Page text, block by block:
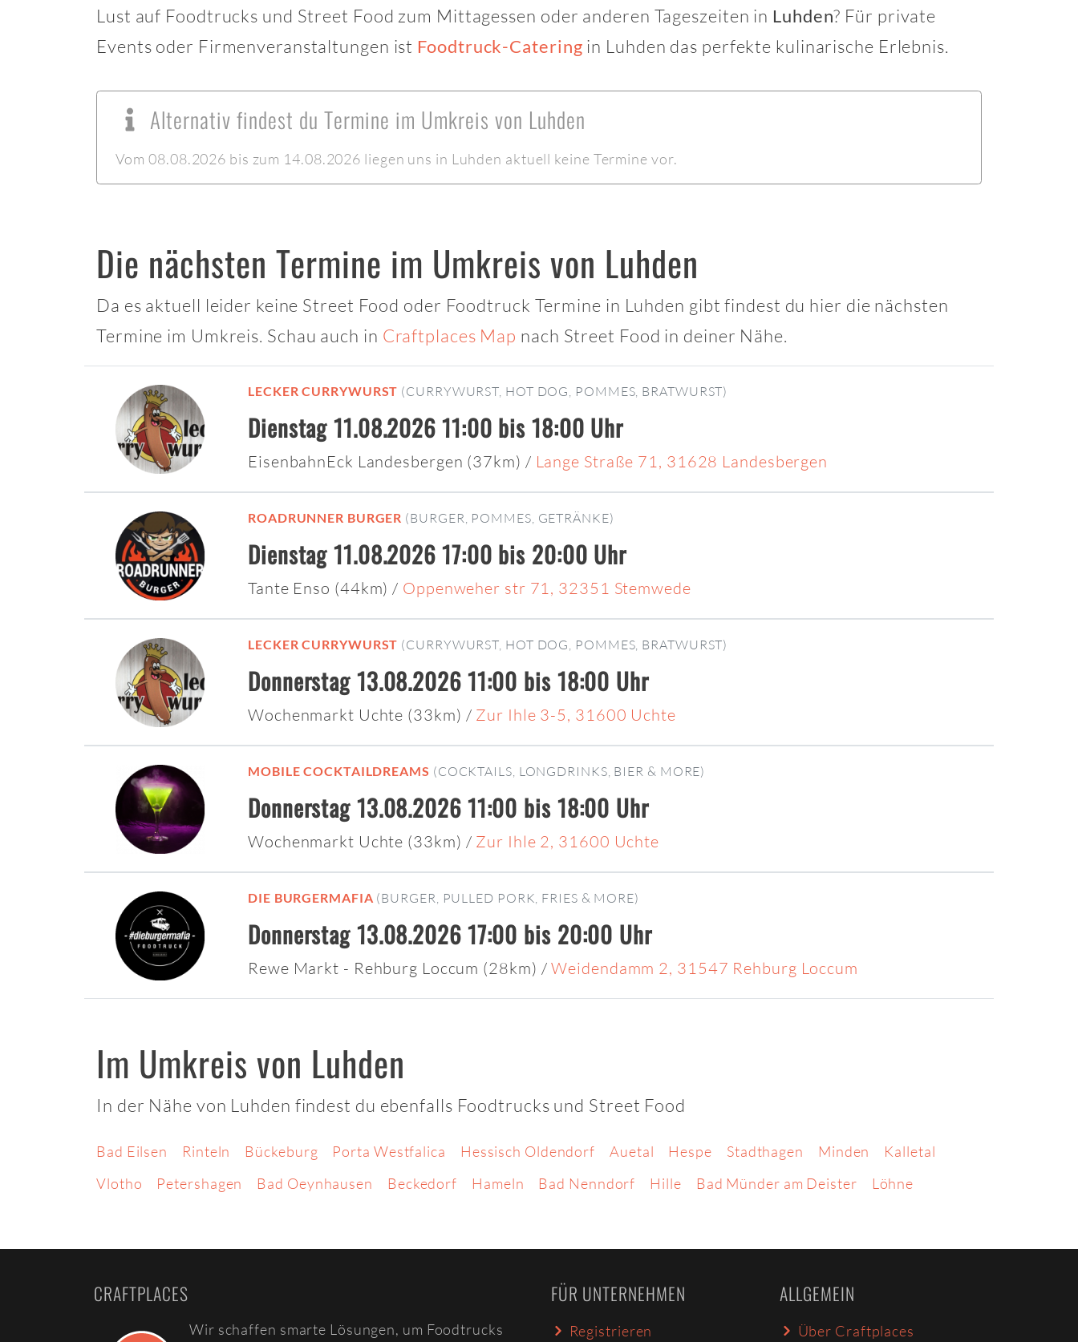
Lust auf Foodtrucks und Street Food zum Mittagessen oder anderen Tageszeiten in Luhden? Für private
Events oder Firmenveranstaltungen ist Foodtruck-Catering in Luhden das perfekte kulinarische Erlebnis.
Alternativ findest du Termine im Umkreis von Luhden
Vom 08.08.2026 bis zum 14.08.2026 liegen uns in Luhden aktuell keine Termine vor.
Die nächsten Termine im Umkreis von Luhden
Da es aktuell leider keine Street Food oder Foodtruck Termine in Luhden gibt findest du hier die nächsten
Termine im Umkreis. Schau auch in Craftplaces Map nach Street Food in deiner Nähe.
LECKER CURRYWURST (CURRYWURST, HOT DOG, POMMES, BRATWURST)
Dienstag 11.08.2026 11:00 bis 18:00 Uhr
EisenbahnEck Landesbergen (37km) / Lange Straße 71, 31628 Landesbergen
ROADRUNNER BURGER (BURGER, POMMES, GETRÄNKE)
Dienstag 11.08.2026 17:00 bis 20:00 Uhr
Tante Enso (44km)/ Oppenweher str 71, 32351 Stemwede
LECKER CURRYWURST (CURRYWURST, HOT DOG, POMMES, BRATWURST)
Donnerstag 13.08.2026 11:00 bis 18:00 Uhr
Wochenmarkt Uchte (33km) / Zur Ihle 3-5, 31600 Uchte
MOBILE COCKTAILDREAMS (COCKTAILS, LONGDRINKS, BIER & MORE)
Donnerstag 13.08.2026 11:00 bis 18:00 Uhr
Wochenmarkt Uchte (33km) / Zur Ihle 2, 31600 Uchte
DIE BURGERMAFIA (BURGER, PULLED PORK, FRIES & MORE)
Donnerstag 13.08.2026 17:00 bis 20:00 Uhr
Rewe Markt - Rehburg Loccum (28km) / Weidendamm 2, 31547 Rehburg Loccum
Im Umkreis von Luhden
In der Nähe von Luhden findest du ebenfalls Foodtrucks und Street Food
Bad Eilsen Rinteln Bückeburg Porta Westfalica Hessisch Oldendorf Auetal Hespe Stadthagen Minden
Kalletal
Vlotho
Petershagen Bad Oeynhausen Beckedorf Hameln Bad Nenndorf Hille Bad Münder am Deister Löhne
CRAFTPLACES
Wir schaffen smarte Lösungen, um Foodtrucks
FÜR UNTERNEHMEN
Registrieren
ALLGEMEIN
Über Craftplaces